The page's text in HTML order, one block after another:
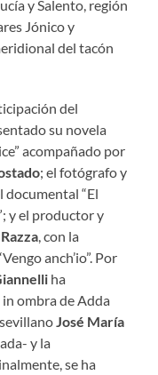
y Salento, región
Jónico y
del tacón
del
su novela
acompañado por
; el fotógrafo y
documental “El
y el productor y
, con la
anch’io”. Por
ha
ombra de Adda
José María
y la
se ha